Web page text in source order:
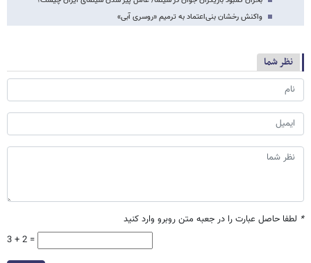
واکنش رخشان بنی‌اعتماد به ترمیم «روسری آبی»
نظر شما
* لطفا حاصل عبارت را در جعبه متن روبرو وارد کنید
3 + 2 =